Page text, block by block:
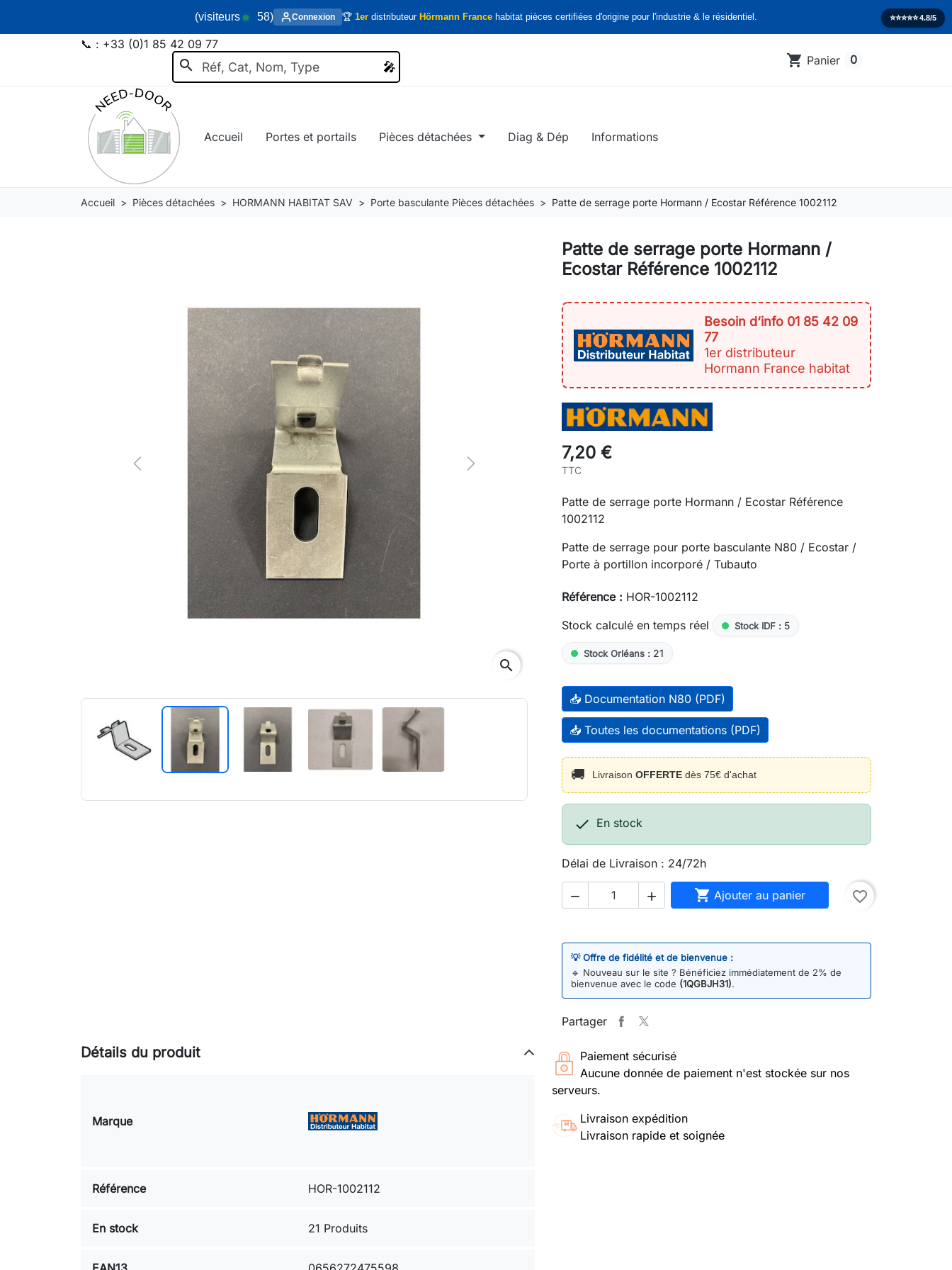
(visiteurs 58) Connexion 🏆 1er distributeur Hörmann France habitat pièces certifiées d'origine pour l'industrie & le résidentiel. ⭐️⭐️⭐️⭐️⭐️4.8/5
search 🎤
🎤
📞 : +33 (0)1 85 42 09 77
shopping_cart Panier 0
Accueil Portes et portails Pièces détachées Diag & Dép Informations
Accueil Pièces détachées HORMANN HABITAT SAV Porte basculante Pièces détachées Patte de serrage porte Hormann / Ecostar Référence 1002112
Previous Next
search
Patte de serrage porte Hormann /
Ecostar Référence 1002112
Besoin d‘info 01 85 42 09
77
1er distributeur
Hormann France habitat
7,20 €
TTC
Patte de serrage porte Hormann / Ecostar Référence
1002112
Patte de serrage pour porte basculante N80 / Ecostar /
Porte à portillon incorporé / Tubauto
Référence : HOR-1002112
Stock calculé en temps réel
Stock IDF : 5
Stock Orléans : 21
📥 Documentation N80 (PDF)
📥 Toutes les documentations (PDF)
🚚 Livraison OFFERTE dès 75€ d'achat
 En stock
Délai de Livraison : 24/72h
   Ajouter au panier favorite_border
💡 Offre de fidélité et de bienvenue :
🔹 Nouveau sur le site ? Bénéficiez immédiatement de 2% de
bienvenue avec le code (1QGBJH31).
Partager
Paiement sécurisé
Aucune donnée de paiement n'est stockée sur nos
serveurs.
Livraison expédition
Livraison rapide et soignée
Détails du produit
Marque
Référence HOR-1002112
En stock 21 Produits